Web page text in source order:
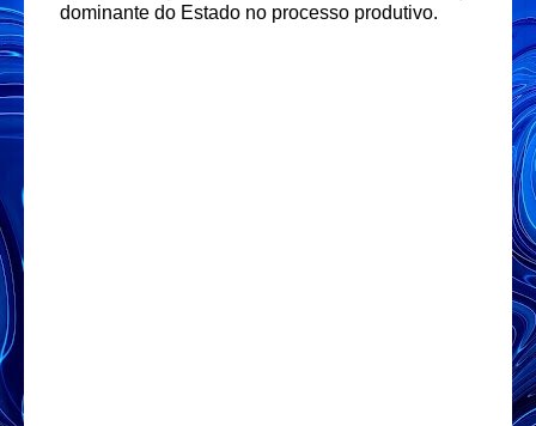
dominante do Estado no processo produtivo.